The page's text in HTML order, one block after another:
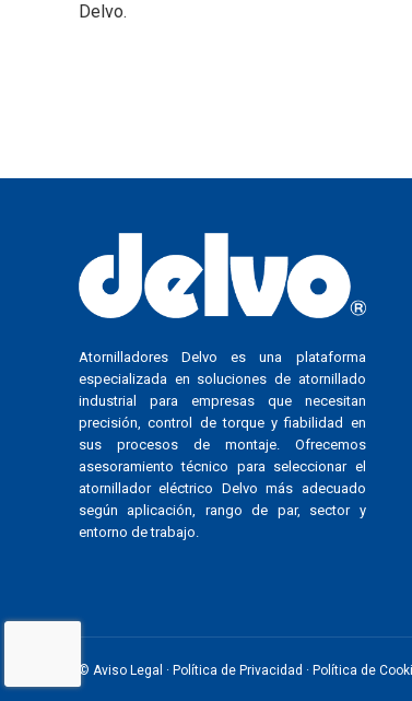
Delvo.
Atornilladores Delvo es una plataforma
especializada en soluciones de atornillado
industrial para empresas que necesitan
precisión, control de torque y fiabilidad en
sus procesos de montaje. Ofrecemos
asesoramiento técnico para seleccionar el
atornillador eléctrico Delvo más adecuado
según aplicación, rango de par, sector y
entorno de trabajo.
© Aviso Legal · Política de Privacidad · Política de